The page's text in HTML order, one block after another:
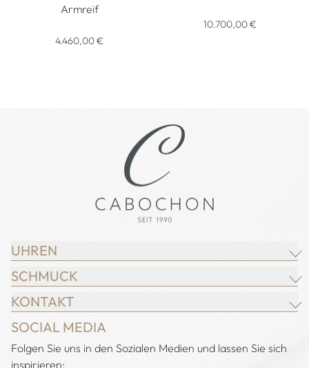
Armreif
Chopard Happy Hearts Wings Armreif, Ref: 85A083-5700,
4.460,00 €
10.700,00 €
UHREN
BREITLING
CHOPARD
IWC SCHAFFHAUSEN
JACOB & CO.
SCHMUCK
JUWELIER CABOCHON
CHOPARD
DEMEGLIO
KONTAKT
Adresse:
Juwelier Cabochon
SOCIAL MEDIA
Folgen Sie uns in den Sozialen Medien und lassen Sie sich
inspirieren: